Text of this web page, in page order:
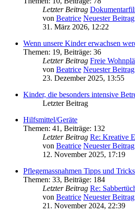
Letzter Beitrag
von Beatrice Neuester Beitrag
31. März 2026, 12:22
Wenn unsere Kinder erwachsen
Themen: 19, Beiträge: 36
Letzter Beitrag Freie
von Beatrice Neuester Beitrag
23. Dezember 2025, 13:55
Kinder, die besonders intensive
Letzter Beitrag
Hilfsmittel/Geräte
Themen: 41 , Beiträge: 132
Letzter Beitrag Re: Kreative
von Beatrice Neuester Beitrag
12. November 2025, 17:19
Pflegemassnahmen Tipps und Tricks
Themen: 33, Beiträge: 184
Letzter Beitrag Re:
von Beatrice Neuester Beitrag
21. November 2024, 22:39